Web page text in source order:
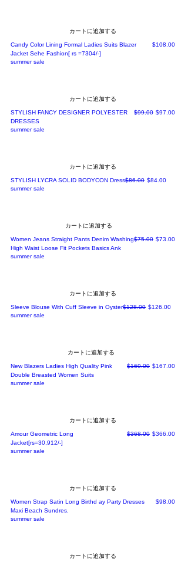
カートに追加する
Candy Color Lining Formal Ladies Suits Blazer
Jacket Sehe Fashion[ rs =7304/-]
価格
$108.00
summer sale
カートに追加する
STYLISH FANCY DESIGNER POLYESTER
DRESSES
通常価格
$99.00 セール価格
$97.00
summer sale
カートに追加する
STYLISH LYCRA SOLID BODYCON Dress通常価格
$86.00 セール価格
$84.00
summer sale
カートに追加する
Women Jeans Straight Pants Denim Washing
High Waist Loose Fit Pockets Basics Ank
通常価格
$75.00 セール価格
$73.00
summer sale
カートに追加する
Sleeve Blouse With Cuff Sleeve in Oyster通常価格
$128.00 セール価格
$126.00
summer sale
カートに追加する
New Blazers Ladies High Quality Pink
Double Breasted Women Suits
通常価格
$169.00 セール価格
$167.00
summer sale
カートに追加する
Amour Geometric Long
Jacket[rs=30,912/-]
通常価格
$368.00 セール価格
$366.00
summer sale
カートに追加する
Women Strap Satin Long Birthd ay Party Dresses
Maxi Beach Sundres.
価格
$98.00
summer sale
カートに追加する